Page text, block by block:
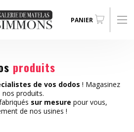
PANIER
produits
de vos dodos ! Magasinez
nos produits.
sur mesure pour vous,
de nos usines !